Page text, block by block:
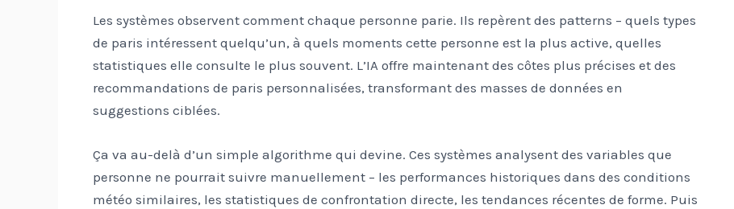
Les systèmes observent comment chaque personne parie. Ils repèrent des patterns – quels types
de paris intéressent quelqu’un, à quels moments cette personne est la plus active, quelles
statistiques elle consulte le plus souvent. L’IA offre maintenant des côtes plus précises et des
recommandations de paris personnalisées, transformant des masses de données en
suggestions ciblées.
Ça va au-delà d’un simple algorithme qui devine. Ces systèmes analysent des variables que
personne ne pourrait suivre manuellement – les performances historiques dans des conditions
météo similaires, les statistiques de confrontation directe, les tendances récentes de forme. Puis